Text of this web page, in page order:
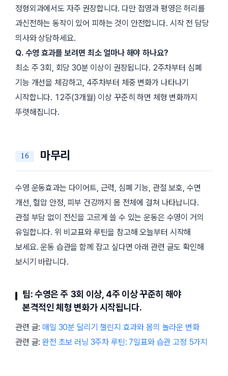
정형외과에서도 자주 권장합니다. 다만 접영과 평영은 허리를
과신전하는 동작이 있어 피하는 것이 안전합니다. 시작 전 담당
의사와 상담하세요.
Q. 수영 효과를 보려면 최소 얼마나 해야 하나요?
최소 주 3회, 회당 30분 이상이 권장됩니다. 2주차부터 심폐
기능 개선을 체감하고, 4주차부터 체중 변화가 나타나기
시작합니다. 12주(3개월) 이상 꾸준히 하면 체형 변화까지
뚜렷해집니다.
마무리
수영 운동효과는 다이어트, 근력, 심폐 기능, 관절 보호, 수면
개선, 혈압 안정, 피부 건강까지 몸 전체에 걸쳐 나타납니다.
관절 부담 없이 전신을 고르게 쓸 수 있는 운동은 수영이 거의
유일합니다. 위 비교표와 루틴을 참고해 오늘부터 시작해
보세요. 운동 습관을 함께 잡고 싶다면 아래 관련 글도 확인해
보시기 바랍니다.
팁: 수영은 주 3회 이상, 4주 이상 꾸준히 해야
본격적인 체형 변화가 시작됩니다.
관련 글: 매일 30분 달리기 챌린지 효과와 몸의 놀라운 변화
관련 글:완전 초보 러닝 3주차 루틴: 7일표와 습관 고정 5가지